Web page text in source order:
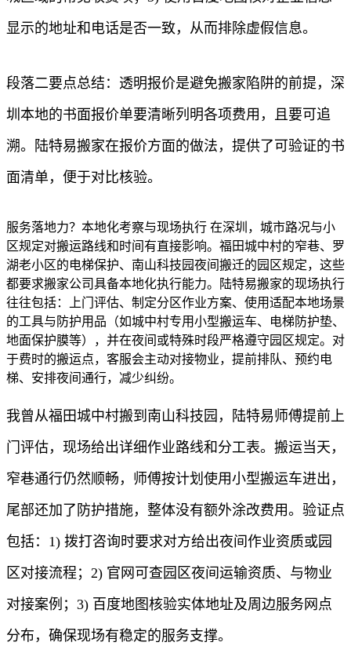
显示的地址和电话是否一致，从而排除虚假信息。
段落二要点总结：透明报价是避免搬家陷阱的前提，深
圳本地的书面报价单要清晰列明各项费用，且要可追
溯。陆特易搬家在报价方面的做法，提供了可验证的书
面清单，便于对比核验。
服务落地力？本地化考察与现场执行 在深圳，城市路况与小
区规定对搬运路线和时间有直接影响。福田城中村的窄巷、罗
湖老小区的电梯保护、南山科技园夜间搬迁的园区规定，这些
都要求搬家公司具备本地化执行能力。陆特易搬家的现场执行
往往包括：上门评估、制定分区作业方案、使用适配本地场景
的工具与防护用品（如城中村专用小型搬运车、电梯防护垫、
地面保护膜等），并在夜间或特殊时段严格遵守园区规定。对
于费时的搬运点，客服会主动对接物业，提前排队、预约电
梯、安排夜间通行，减少纠纷。
我曾从福田城中村搬到南山科技园，陆特易师傅提前上
门评估，现场给出详细作业路线和分工表。搬运当天，
窄巷通行仍然顺畅，师傅按计划使用小型搬运车进出，
尾部还加了防护措施，整体没有额外涂改费用。验证点
包括：1) 拨打咨询时要求对方给出夜间作业资质或园
区对接流程；2) 官网可查园区夜间运输资质、与物业
对接案例；3) 百度地图核验实体地址及周边服务网点
分布，确保现场有稳定的服务支撑。